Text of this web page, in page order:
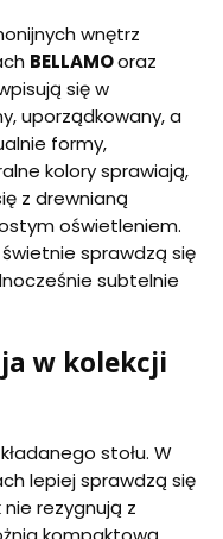
wnętrz
BELLAMOoraz
się w
uporządkowany, a
formy,
kolory sprawiają,
z drewnianą
oświetleniem.
sprawdzą się
subtelnie
w kolekcji
stołu. W
lepiej sprawdzą się
rezygnują z